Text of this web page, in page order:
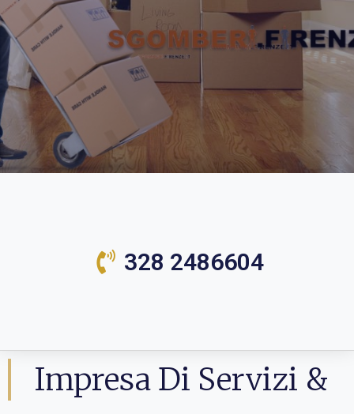
328 2486604
Impresa Di Servizi &